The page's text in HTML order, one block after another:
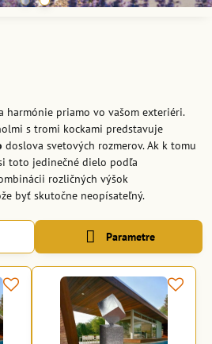
harmónie priamo vo vašom exteriéri.
s tromi kockami predstavuje
doslova svetových rozmerov. Ak k tomu
toto jedinečné dielo podľa
rozličných výšok
byť skutočne neopísateľný.
Parametre